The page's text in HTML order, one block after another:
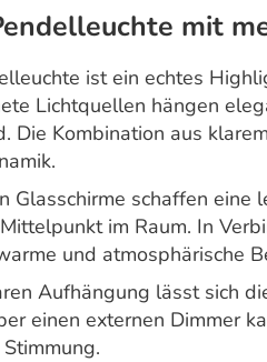
mit
ist ein echtes
Lichtquellen hängen
Die Kombination aus
Glasschirme schaffen eine
im Raum. In
und atmosphärische
Aufhängung lässt sich
einen externen Dimmer